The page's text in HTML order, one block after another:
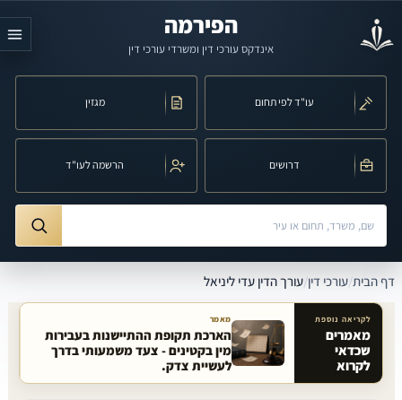
הפירמה
אינדקס עורכי דין ומשרדי עורכי דין
עו"ד לפי תחום מגזין
דרושים הרשמה לעו"ד
חיפוש לפי שם, משרד, תחום משפט או עיר
דף הבית/עורכי דין/עורך הדין עדי ליניאל
מאמרים קשורים באתר
לקריאה נוספת
מאמרים
שכדאי
לקרוא
מאמר
הארכת תקופת ההתיישנות בעבירות
מין בקטינים - צעד משמעותי בדרך
לעשיית צדק.